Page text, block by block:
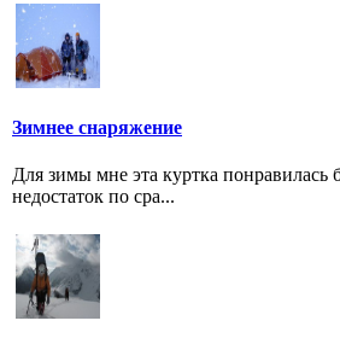
Зимнее снаряжение
Для зимы мне эта куртка
недостаток по сра...